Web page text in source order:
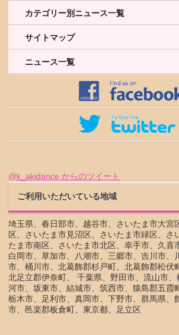
カテゴリー別ニュース一覧
サイトマップ
ニュース一覧
@k_akidance からのツイート
ご利用いただいている地域
埼玉県、春日部市、越谷市、さいたま市大宮
区、さいたま市見沼区、さいたま市緑区、さ
たま市南区、さいたま市北区、幸手市、久喜
白岡市、草加市、八潮市、三郷市、吉川市、
市、桶川市、北葛飾郡杉戸町、北葛飾郡松伏
北足立郡伊奈町、 千葉県、野田市、流山市
河市、坂東市、結城市、筑西市、猿島郡五霞
栃木市、足利市、真岡市、下野市、群馬県、
市、邑楽郡板倉町、東京都、足立区